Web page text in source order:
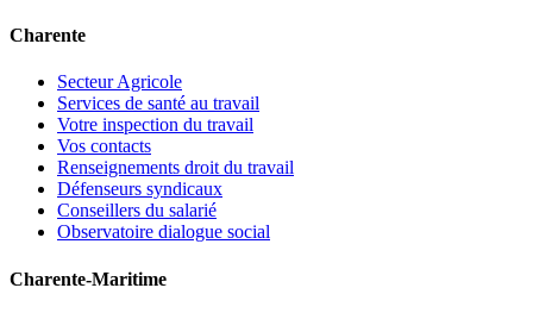
Charente
Secteur Agricole
Services de santé au travail
Votre inspection du travail
Vos contacts
Renseignements droit du travail
Défenseurs syndicaux
Conseillers du salarié
Observatoire dialogue social
Charente-Maritime